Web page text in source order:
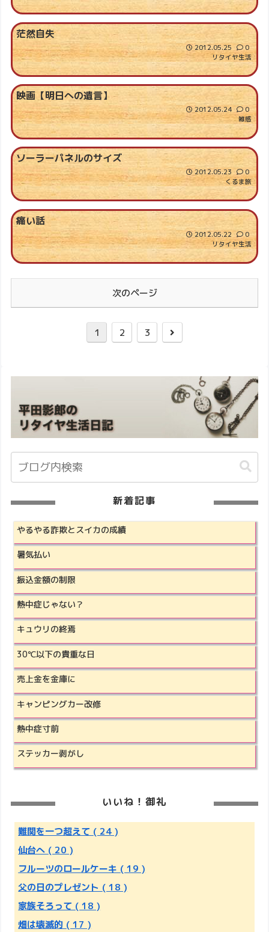
茫然自失
2012.05.25
0
リタイヤ生活
映画【明日への遺言】
2012.05.24
0
雑感
ソーラーパネルのサイズ
2012.05.23
0
くるま旅
痛い話
2012.05.22
0
リタイヤ生活
次のページ
1 2 3
新着記事
やるやる詐欺とスイカの成績
暑気払い
振込金額の制限
熱中症じゃない？
キュウリの終焉
30℃以下の貴重な日
売上金を金庫に
キャンピングカー改修
熱中症寸前
ステッカー剥がし
いいね！御礼
難関を一つ超えて ( 24 )
仙台へ ( 20 )
フルーツのロールケーキ ( 19 )
父の日のプレゼント ( 18 )
家族そろって ( 18 )
畑は壊滅的 ( 17 )